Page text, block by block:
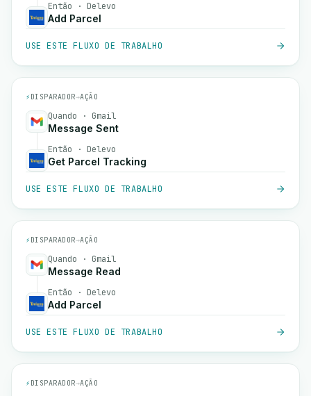
Então · Delevo
Add Parcel
USE ESTE FLUXO DE TRABALHO
⚡ DISPARADOR→AÇÃO
Quando · Gmail
Message Sent
Então · Delevo
Get Parcel Tracking
USE ESTE FLUXO DE TRABALHO
⚡ DISPARADOR→AÇÃO
Quando · Gmail
Message Read
Então · Delevo
Add Parcel
USE ESTE FLUXO DE TRABALHO
⚡ DISPARADOR→AÇÃO